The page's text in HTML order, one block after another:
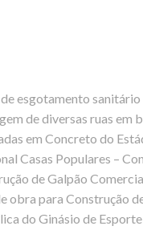
esgotamento
de diversas ruas em
em Concreto do
Casas Populares –
de Galpão
para Construção
do Ginásio de Esporte